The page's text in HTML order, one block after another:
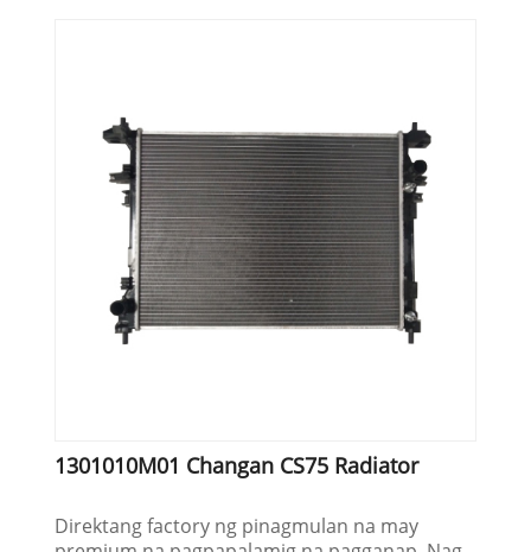
1301010M01 Changan CS75 Radiator
Direktang factory ng pinagmulan na may